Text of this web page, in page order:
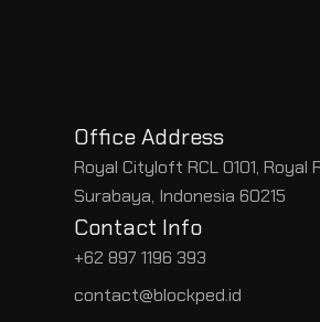
Office Address
Royal Cityloft RCL 0101, Royal
Surabaya, Indonesia 60215
Contact Info
+62 897 1196 393
contact@blockped.id